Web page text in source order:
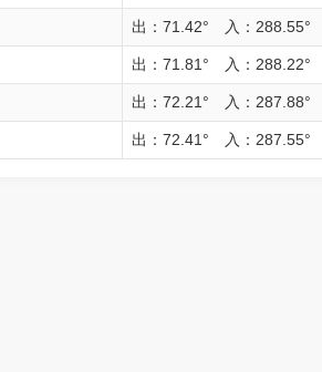
出：71.42° 入：288.55°
出：71.81° 入：288.22°
出：72.21° 入：287.88°
出：72.41° 入：287.55°